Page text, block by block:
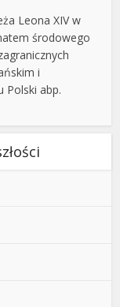
Leona XIV w
środowego
i
Polski abp.